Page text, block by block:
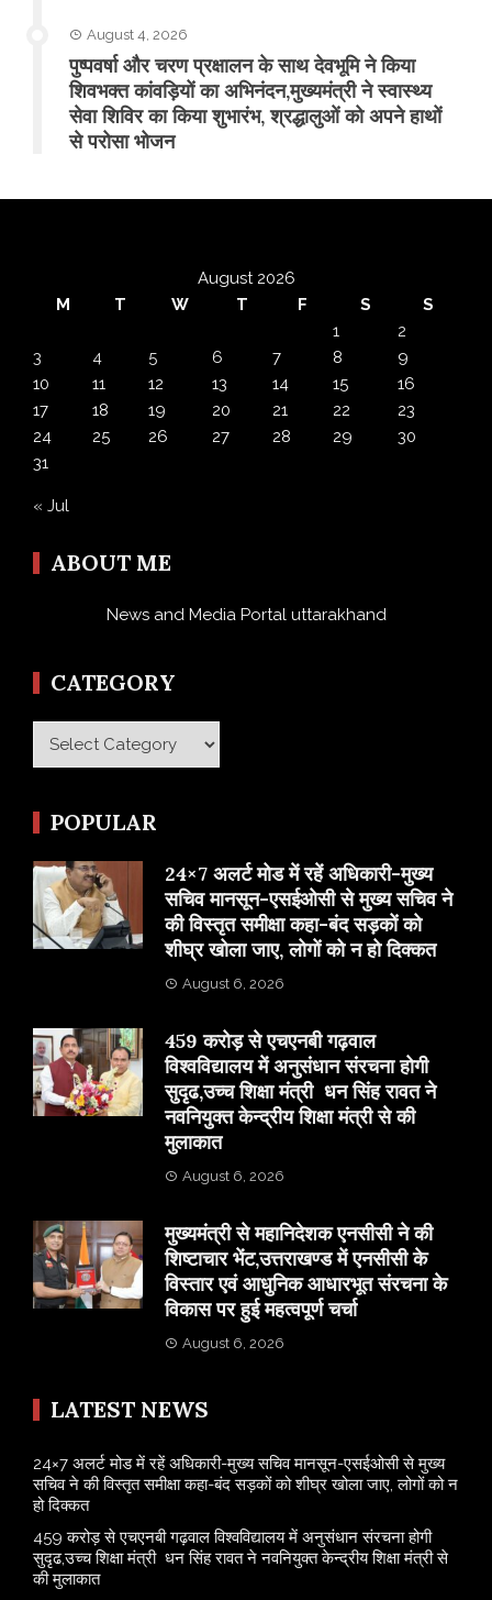
August 4, 2026
पुष्पवर्षा और चरण प्रक्षालन के साथ देवभूमि ने किया
शिवभक्त कांवड़ियों का अभिनंदन,मुख्यमंत्री ने स्वास्थ्य
सेवा शिविर का किया शुभारंभ, श्रद्धालुओं को अपने हाथों
से परोसा भोजन
August 2026
M
T W T F S
S
1
2
3
4 5 6 7 8
9
10
11 12 13 14 15
16
17
18 19 20 21 22
23
24
25 26 27 28 29
30
31
« Jul
ABOUT ME
News and Media Portal uttarakhand
CATEGORY
Category
POPULAR
24×7 अलर्ट मोड में रहें अधिकारी-मुख्य
सचिव मानसून-एसईओसी से मुख्य सचिव ने
की विस्तृत समीक्षा कहा-बंद सड़कों को
शीघ्र खोला जाए, लोगों को न हो दिक्कत
August 6, 2026
459 करोड़ से एचएनबी गढ़वाल
विश्वविद्यालय में अनुसंधान संरचना होगी
सुदृढ,उच्च शिक्षा मंत्री धन सिंह रावत ने
नवनियुक्त केन्द्रीय शिक्षा मंत्री से की
मुलाकात
August 6, 2026
मुख्यमंत्री से महानिदेशक एनसीसी ने की
शिष्टाचार भेंट,उत्तराखण्ड में एनसीसी के
विस्तार एवं आधुनिक आधारभूत संरचना के
विकास पर हुई महत्वपूर्ण चर्चा
August 6, 2026
LATEST NEWS
24×7 अलर्ट मोड में रहें अधिकारी-मुख्य सचिव मानसून-एसईओसी से मुख्य
सचिव ने की विस्तृत समीक्षा कहा-बंद सड़कों को शीघ्र खोला जाए, लोगों को न
हो दिक्कत
459 करोड़ से एचएनबी गढ़वाल विश्वविद्यालय में अनुसंधान संरचना होगी
सुदृढ,उच्च शिक्षा मंत्री धन सिंह रावत ने नवनियुक्त केन्द्रीय शिक्षा मंत्री से
की मुलाकात